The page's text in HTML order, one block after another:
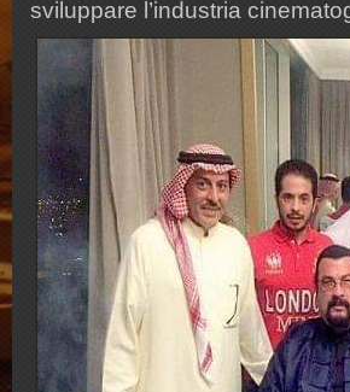
sviluppare l’industria